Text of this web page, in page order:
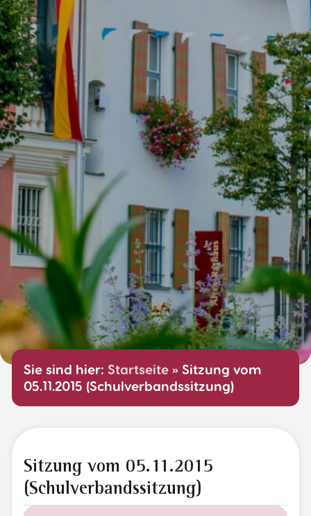
Sie sind hier: Startseite » Sitzung vom
05.11.2015 (Schulverbandssitzung)
Sitzung vom 05.11.2015
(Schulverbandssitzung)